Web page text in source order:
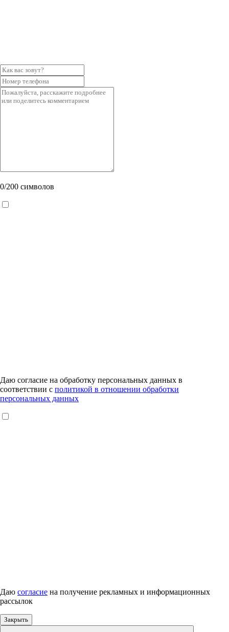
0/200 символов
Даю согласие на обработку персональных данных в
соответствии с политикой в отношении обработки
персональных данных
Даю согласие на получение рекламных и информационных
рассылок
Закрыть